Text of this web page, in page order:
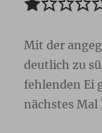
Mit der
deutlich zu
fehlenden Ei
nächstes